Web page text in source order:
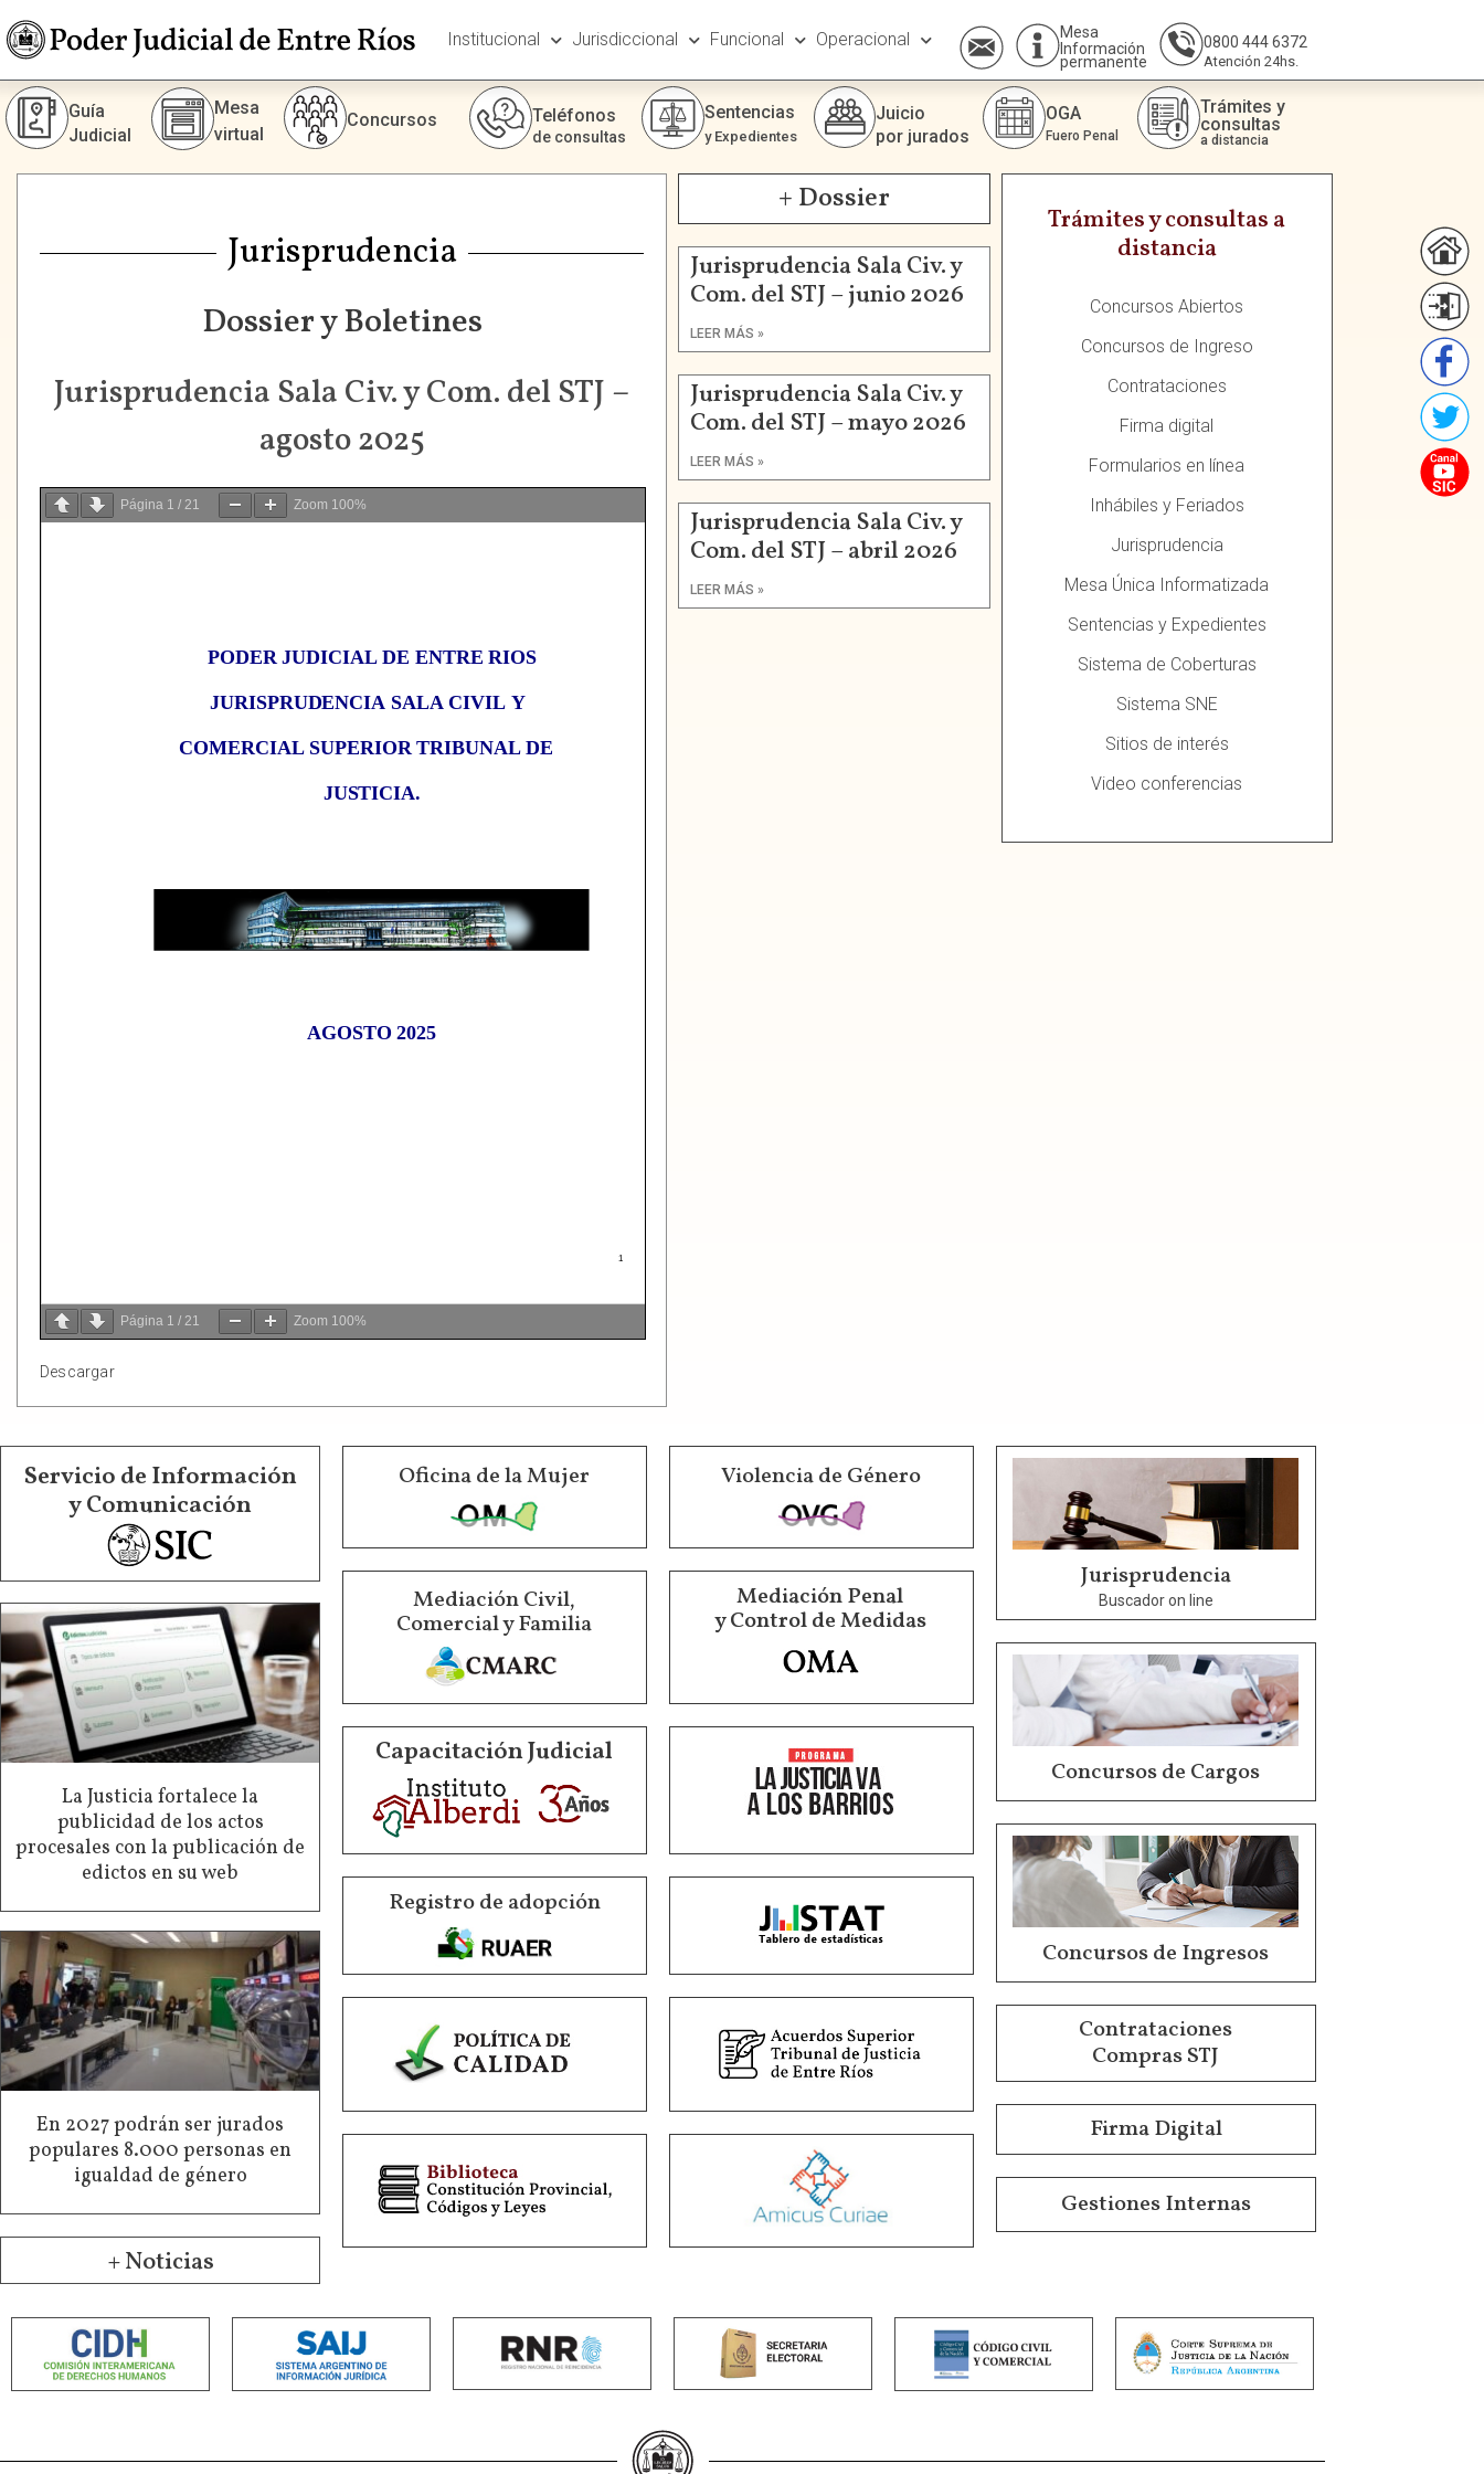
Institucional Jurisdiccional Funcional Operacional
Mesa
Información
permanente
0800 444 6372
Atención 24hs.
Guía
Judicial
Mesa
virtual
Concursos Teléfonos
de consultas
Sentencias
y Expedientes
Juicio
por jurados
OGA
Fuero Penal
Trámites y
consultas
a distancia
Jurisprudencia
Dossier y Boletines
Jurisprudencia Sala Civ. y Com. del STJ –
agosto 2025
Página 1 / 21 Zoom 100%
Página 1 / 21 Zoom 100%
Descargar
+ Dossier
Jurisprudencia Sala Civ. y
Com. del STJ – junio 2026
LEER MÁS »
Jurisprudencia Sala Civ. y
Com. del STJ – mayo 2026
LEER MÁS »
Jurisprudencia Sala Civ. y
Com. del STJ – abril 2026
LEER MÁS »
Trámites y consultas a
distancia
Concursos Abiertos
Concursos de Ingreso
Contrataciones
Firma digital
Formularios en línea
Inhábiles y Feriados
Jurisprudencia
Mesa Única Informatizada
Sentencias y Expedientes
Sistema de Coberturas
Sistema SNE
Sitios de interés
Video conferencias
Servicio de Información
y Comunicación
La Justicia fortalece la
publicidad de los actos
procesales con la publicación de
edictos en su web
En 2027 podrán ser jurados
populares 8.000 personas en
igualdad de género
+ Noticias
Oficina de la Mujer Violencia de Género
Mediación Civil,
Comercial y Familia
Mediación Penal
y Control de Medidas
Capacitación Judicial
Registro de adopción
Jurisprudencia
Buscador on line
Concursos de Cargos
Concursos de Ingresos
Contrataciones
Compras STJ
Firma Digital
Gestiones Internas